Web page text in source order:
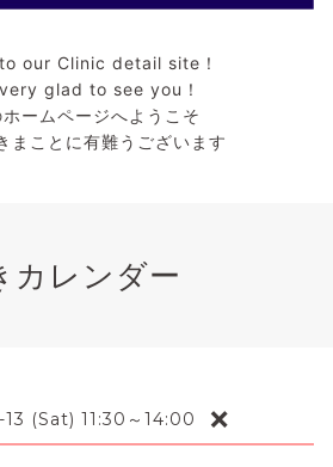
our Clinic detail site！
glad to see you！
ームページへようこそ
まことに有難うございます
カレンダー
(Sat) 11:30～14:00 ❌